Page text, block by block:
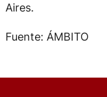
Aires.
Fuente: ÁMBITO